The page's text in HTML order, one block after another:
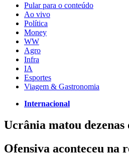
Pular para o conteúdo
Ao vivo
Política
Money
WW
Agro
Infra
IA
Esportes
Viagem & Gastronomia
Internacional
Ucrânia matou
Ofensiva aconteceu na